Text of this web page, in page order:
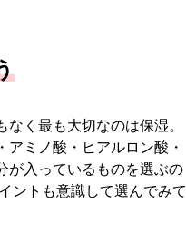
く最も大切なのは保湿。
ミノ酸・ヒアルロン酸・
が入っているものを選ぶの
ントも意識して選んでみて